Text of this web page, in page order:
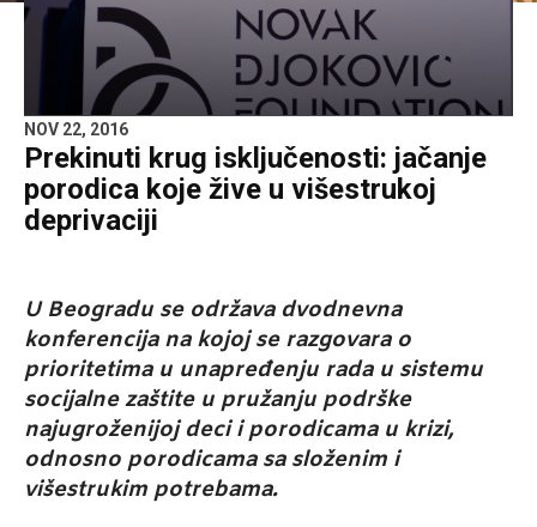
NOV 22, 2016
Prekinuti krug isključenosti: jačanje
porodica koje žive u višestrukoj
deprivaciji
U Beogradu se održava dvodnevna
konferencija na kojoj se razgovara o
prioritetima u unapređenju rada u sistemu
socijalne zaštite u pružanju podrške
najugroženijoj deci i porodicama u krizi,
odnosno porodicama sa složenim i
višestrukim potrebama.